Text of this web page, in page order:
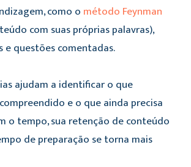
como o método Feynman
com suas próprias palavras),
e questões comentadas.
ajudam a identificar o que
e o que ainda precisa
o tempo, sua retenção de conteúdo
de preparação se torna mais